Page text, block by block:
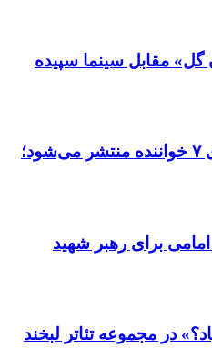
گل» مقابل سینما سپیده
آلبوم «بدرقه» با صدای ۷ خواننده منتشر می‌شود؛
برای رهبر شهید
در مجموعه تئاتر لبخند